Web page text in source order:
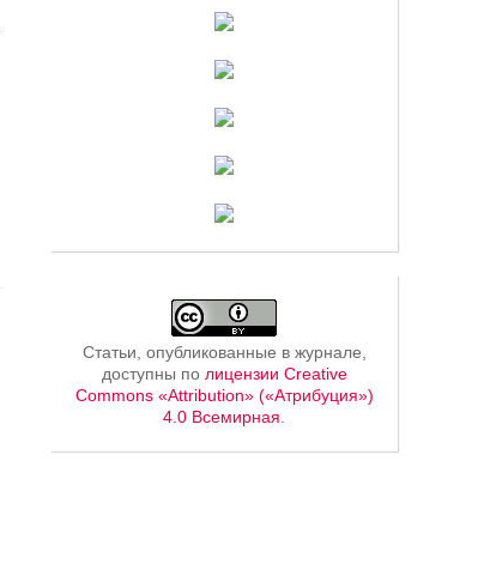
Статьи, опубликованные в журнале,
доступны по лицензии Creative
Commons «Attribution» («Атрибуция»)
4.0 Всемирная